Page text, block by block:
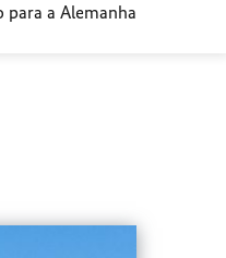
para a Alemanha